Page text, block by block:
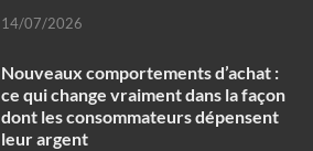
14/07/2026
Nouveaux comportements d’achat :
ce qui change vraiment dans la façon
dont les consommateurs dépensent
leur argent